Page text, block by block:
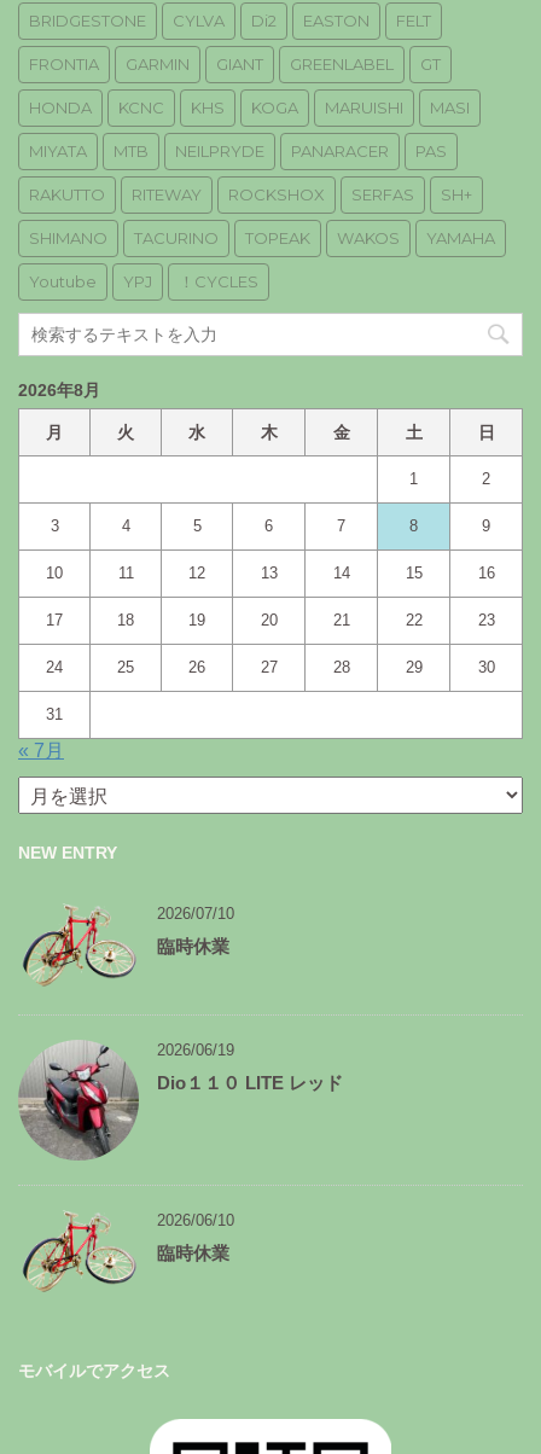
BRIDGESTONE CYLVA Di2 EASTON FELT
FRONTIA GARMIN GIANT GREENLABEL GT
HONDA KCNC KHS KOGA MARUISHI MASI
MIYATA MTB NEILPRYDE PANARACER PAS
RAKUTTO RITEWAY ROCKSHOX SERFAS SH+
SHIMANO TACURINO TOPEAK WAKOS YAMAHA
Youtube YPJ ！CYCLES
2026年8月
月 火 水 木 金 土 日
1 2
3 4 5 6 7 8 9
10 11 12 13 14 15 16
17 18 19 20 21 22 23
24 25 26 27 28 29 30
31
« 7月
月
別
ー
ブ
NEW ENTRY
2026/07/10
臨時休業
2026/06/19
Dio１１０ LITE レッド
2026/06/10
臨時休業
モバイルでアクセス